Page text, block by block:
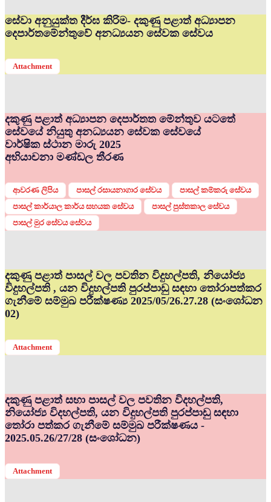
සේවා අනුයුක්ත දීර්ඝ කිරිම- දකුණු පළාත් අධ්‍යාපන
දෙපාර්තමේන්තුවේ අනධ්‍යයන සේවක සේවය
Attachment
දකුණු පළාත් අධ්‍යාපන දෙපාර්තත මේන්තුව යටතේ
සේවයේ නියුතු අනධ්‍යයන සේවක සේවයේ
වාර්ෂික ස්ථාන මාරු 2025
අභියාචනා මණ්ඩල තීරණ
ආවරණ ලිපිය පාසල් රසායනාගාර සේවය
පාසල් කම්කරු සේවය
පාසල් කාර්යාල කාර්ය සහයක සේවය
පාසල් පුස්තකාල සේවය
පාසල් මුර සේවය සේවය
දකුණු පළාත් පාසල් වල පවතින විදුහල්පති, නියෝජ්‍ය
විදුහල්පති , යන විදුහල්පති පුරප්පාඩු සඳහා තෝරාපත්කර
ගැනීමේ සම්මුඛ පරීක්ෂණ්‍ය 2025/05/26.27.28 (සංශෝධන
02)
Attachment
දකුණු පළාත් සභා පාසල් වල පවතින විදහල්පති,
නියෝජ්‍ය විදහල්පති, යන විදුහල්පති පුරප්පාඩු සඳහා
තෝරා පත්කර ගැනීමේ සම්මුඛ පරීක්ෂණය -
2025.05.26/27/28 (සංශෝධන)
Attachment